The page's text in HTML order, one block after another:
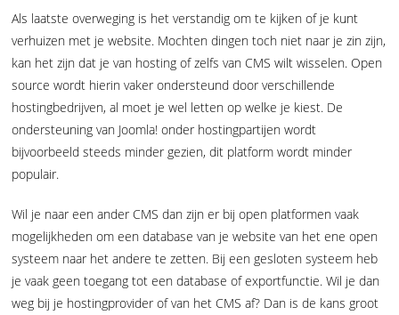
Als laatste overweging is het verstandig om te kijken of je kunt
verhuizen met je website. Mochten dingen toch niet naar je zin zijn,
kan het zijn dat je van hosting of zelfs van CMS wilt wisselen. Open
source wordt hierin vaker ondersteund door verschillende
hostingbedrijven, al moet je wel letten op welke je kiest. De
ondersteuning van Joomla! onder hostingpartijen wordt
bijvoorbeeld steeds minder gezien, dit platform wordt minder
populair.
Wil je naar een ander CMS dan zijn er bij open platformen vaak
mogelijkheden om een database van je website van het ene open
systeem naar het andere te zetten. Bij een gesloten systeem heb
je vaak geen toegang tot een database of exportfunctie. Wil je dan
weg bij je hostingprovider of van het CMS af? Dan is de kans groot